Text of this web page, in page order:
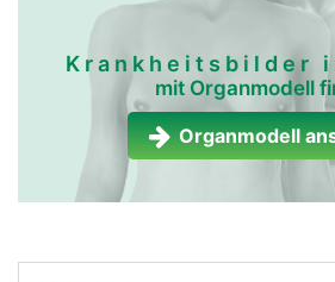
Krankheitsbilder
mit Organmodell
Organmodell